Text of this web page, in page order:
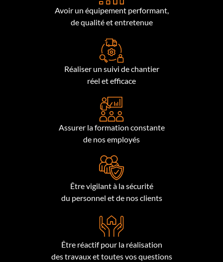
Avoir un équipement performant,
de qualité et entretenue
Réaliser un suivi de chantier
réel et efficace
Assurer la formation constante
de nos employés
Être vigilant à la sécurité
du personnel et de nos clients
Être réactif pour la réalisation
des travaux et toutes vos questions